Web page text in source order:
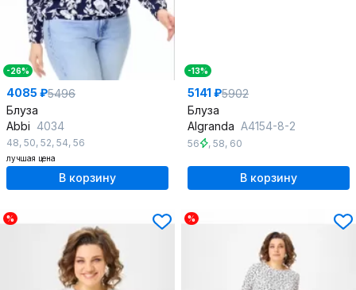
-26%
4085 ₽5496
Блуза
Abbi 4034
48, 50, 52, 54, 56
лучшая цена
В корзину
-13%
5141 ₽5902
Блуза
Algranda А4154-8-2
56 , 58, 60
В корзину
% %